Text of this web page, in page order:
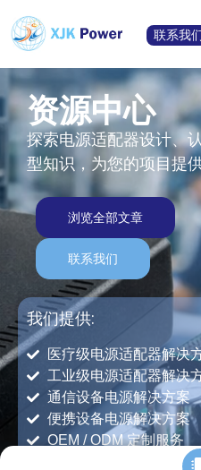
联系我
资源中心
探索电源适配器设计、
型知识，为您的项目提
浏览全部文章
联系我们
我们提供:
医疗级电源适配器解决
工业级电源适配器解决
通信设备电源解决方案
便携设备电源解决方案
OEM / ODM 定制服务
全球认证支持（UL、